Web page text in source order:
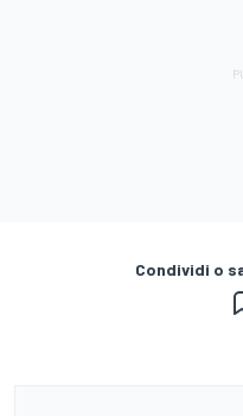
Condividi o